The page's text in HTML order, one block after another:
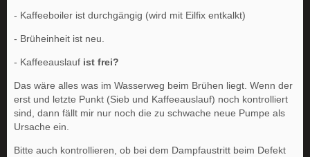
- Kaffeeboiler ist durchgängig (wird mit Eilfix entkalkt)
- Brüheinheit ist neu.
- Kaffeeauslauf ist frei?
Das wäre alles was im Wasserweg beim Brühen liegt. Wenn der
erst und letzte Punkt (Sieb und Kaffeeauslauf) noch kontrolliert
sind, dann fällt mir nur noch die zu schwache neue Pumpe als
Ursache ein.
Bitte auch kontrollieren, ob bei dem Dampfaustritt beim Defekt